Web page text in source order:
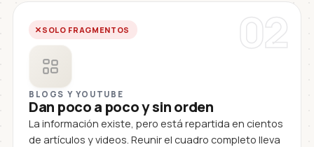
02
SOLO FRAGMENTOS
BLOGS Y YOUTUBE
Dan poco a poco y sin orden
La información existe, pero está repartida en cientos
de artículos y videos. Reunir el cuadro completo lleva